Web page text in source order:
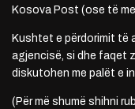
Kosova Post (ose të
Kushtet e përdorimit të
agjencisë, si dhe faqet
diskutohen me palët e
(Për më shumë shihni